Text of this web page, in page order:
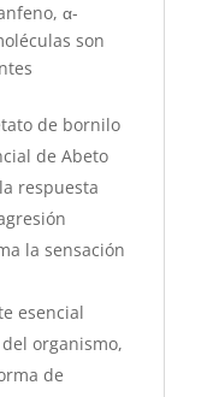
α-
son
de bornilo
de Abeto
respuesta
la sensación
esencial
organismo,
de